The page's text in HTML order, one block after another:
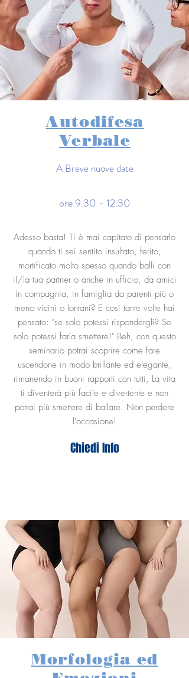
Autodifesa
Verbale
A Breve nuove date
ore 9.30 - 12.30
Adesso basta! Ti è mai capitato di pensarlo
quando ti sei sentito insultato, ferito,
mortificato molto spesso quando balli con
il/la tua partner o anche in ufficio, da amici
in compagnia, in famiglia da parenti più o
meno vicini o lontani? E così tante volte hai
pensato: "se solo potessi rispondergli? Se
solo potessi farla smettere!" Beh, con questo
seminario potrai scoprire come fare
uscendone in modo brillante ed elegante,
rimanendo in buoni rapporti con tutti, La vita
ti diventerà più facile e divertente e non
potrai più smettere di ballare. Non perdere
l'occasione!
Chiedi Info
Morfologia ed